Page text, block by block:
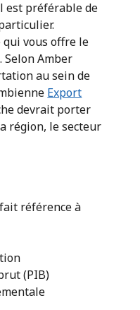
est préférable de
vous offre le
Amber
au sein de
Export
devrait porter
région, le secteur
référence à
(PIB)